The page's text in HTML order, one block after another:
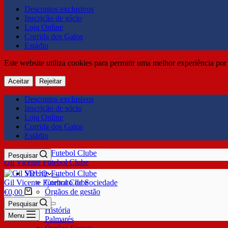
Descontos exclusivos
Inscrição de sócio
Loja Online
Corrida dos Galos
Estádio
Este website utiliza cookies para permitir uma melhor experiência
Aceitar Rejeitar
Descontos exclusivos
Inscrição de sócio
Loja Online
Corrida dos Galos
Estádio
Gil Vicente Futebol Clube
Pesquisar
SDUQ
Contrato de Sociedade
Órgãos de gestão
Clube
História
Palmarés
Gil Vicente Futebol Clube
€0,00
Pesquisar
Menu